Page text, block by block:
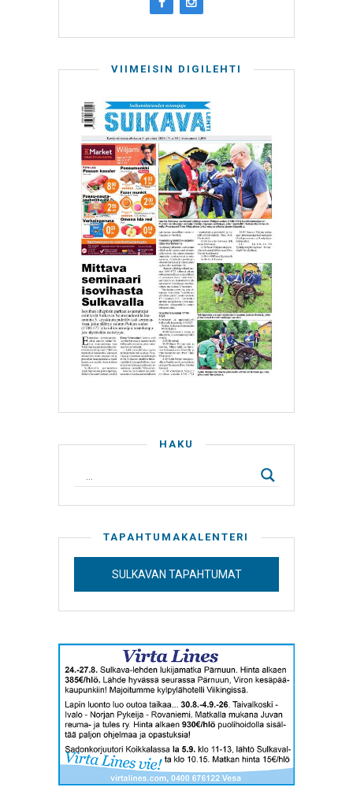
VIIMEISIN DIGILEHTI
HAKU
TAPAHTUMAKALENTERI
SULKAVAN TAPAHTUMAT